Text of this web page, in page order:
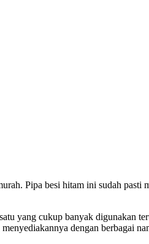
Pipa besi hitam ini sudah pasti
yang cukup banyak digunakan
dengan berbagai